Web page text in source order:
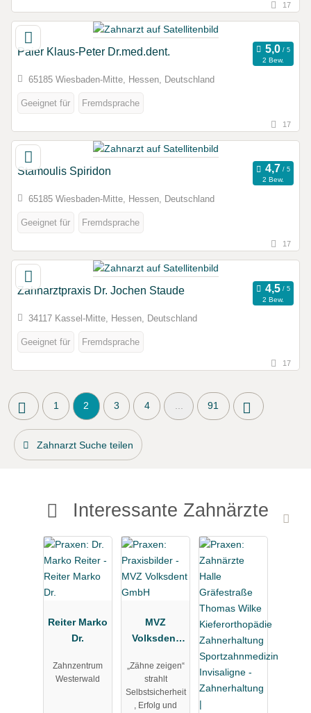
17
Paier Klaus-Peter Dr.med.dent.
2 Bew.
65185 Wiesbaden-Mitte, Hessen, Deutschland
Geeignet für Fremdsprache
17
Stamoulis Spiridon
2 Bew.
65185 Wiesbaden-Mitte, Hessen, Deutschland
Geeignet für Fremdsprache
17
Zahnarztpraxis Dr. Jochen Staude
2 Bew.
34117 Kassel-Mitte, Hessen, Deutschland
Geeignet für Fremdsprache
17
1 2 3 4 ... 91
Zahnarzt Suche teilen
Interessante Zahnärzte
Reiter Marko
Dr.
Zahnzentrum
Westerwald
MVZ
Volksdent
„Zähne zeigen“
strahlt
Selbstsicherheit
, Erfolg und